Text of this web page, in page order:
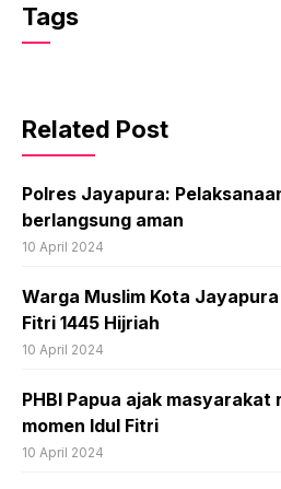
Tags
Related Post
Polres Jayapura:
berlangsung aman
10 April 2024
Warga Muslim Kota
Fitri 1445 Hijriah
10 April 2024
PHBI Papua ajak
momen Idul Fitri
10 April 2024